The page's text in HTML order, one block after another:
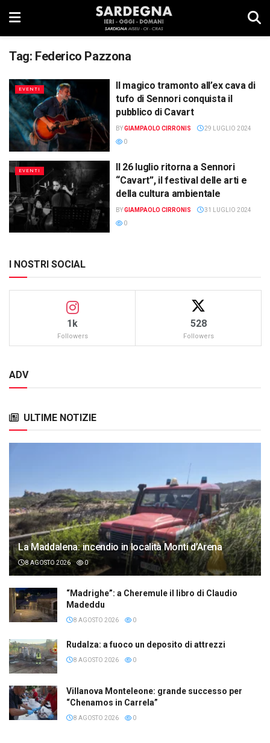
Tag: Federico Pazzona
EVENTI
Il magico tramonto all’ex cava di
tufo di Sennori conquista il
pubblico di Cavart
BYGIAMPAOLO CIRRONIS
29 LUGLIO 2024
0
EVENTI
Il 26 luglio ritorna a Sennori
“Cavart”, il festival delle arti e
della cultura ambientale
BYGIAMPAOLO CIRRONIS
31 LUGLIO 2024
0
I NOSTRI SOCIAL
1k
Followers
528
Followers
ADV
ULTIME NOTIZIE
La Maddalena: incendio in località Monti d’Arena
8 AGOSTO 2026 0
“Madrighe”: a Cheremule il libro di Claudio
Madeddu
8 AGOSTO 2026 0
Rudalza: a fuoco un deposito di attrezzi
8 AGOSTO 2026 0
Villanova Monteleone: grande successo per
“Chenamos in Carrela”
8 AGOSTO 2026 0